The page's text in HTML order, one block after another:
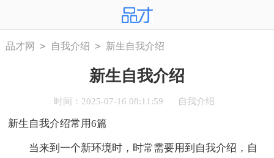
品才网 > 自我介绍 > 新生自我介绍
新生自我介绍
时间：2025-07-16 08:11:59 自我介绍
新生自我介绍常用6篇
当来到一个新环境时，时常需要用到自我介绍，自